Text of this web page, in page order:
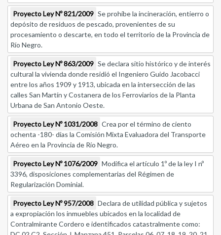
Proyecto Ley Nº 821/2009 Se prohíbe la incineración, entierro o
depósito de residuos de pescado, provenientes de su
procesamiento o descarte, en todo el territorio de la Provincia de
Río Negro.
Proyecto Ley Nº 863/2009 Se declara sitio histórico y de interés
cultural la vivienda donde residió el Ingeniero Guido Jacobacci
entre los años 1909 y 1913, ubicada en la intersección de las
calles San Martín y Costanera de los Ferroviarios de la Planta
Urbana de San Antonio Oeste.
Proyecto Ley Nº 1031/2008 Crea por el término de ciento
ochenta -180- días la Comisión Mixta Evaluadora del Transporte
Aéreo en la Provincia de Río Negro.
Proyecto Ley Nº 1076/2009 Modifica el artículo 1º de la ley I nº
3396, disposiciones complementarias del Régimen de
Regularización Dominial.
Proyecto Ley Nº 957/2008 Declara de utilidad pública y sujetos
a expropiación los inmuebles ubicados en la localidad de
Contralmirante Cordero e identificados catastralmente como: